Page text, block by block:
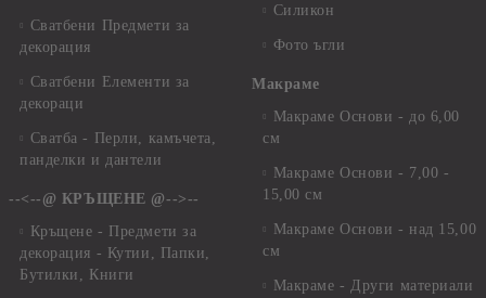
Сватбени Предмети за
декорация
Сватбени Елементи за
декораци
Сватба - Перли, камъчета,
панделки и дантели
--<--@ КРЪЩЕНЕ @-->--
Кръщене - Предмети за
декорация - Кутии, Папки,
Бутилки, Книги
Силикон
Фото ъгли
Макраме
Макраме Основи - до 6,00
см
Макраме Основи - 7,00 -
15,00 см
Макраме Основи - над 15,00
см
Макраме - Други материали